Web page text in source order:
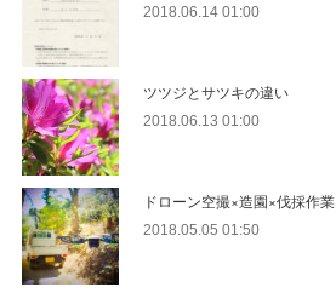
2018.06.14 01:00
ツツジとサツキの違い
2018.06.13 01:00
ドローン空撮×造園×伐採作業
2018.05.05 01:50